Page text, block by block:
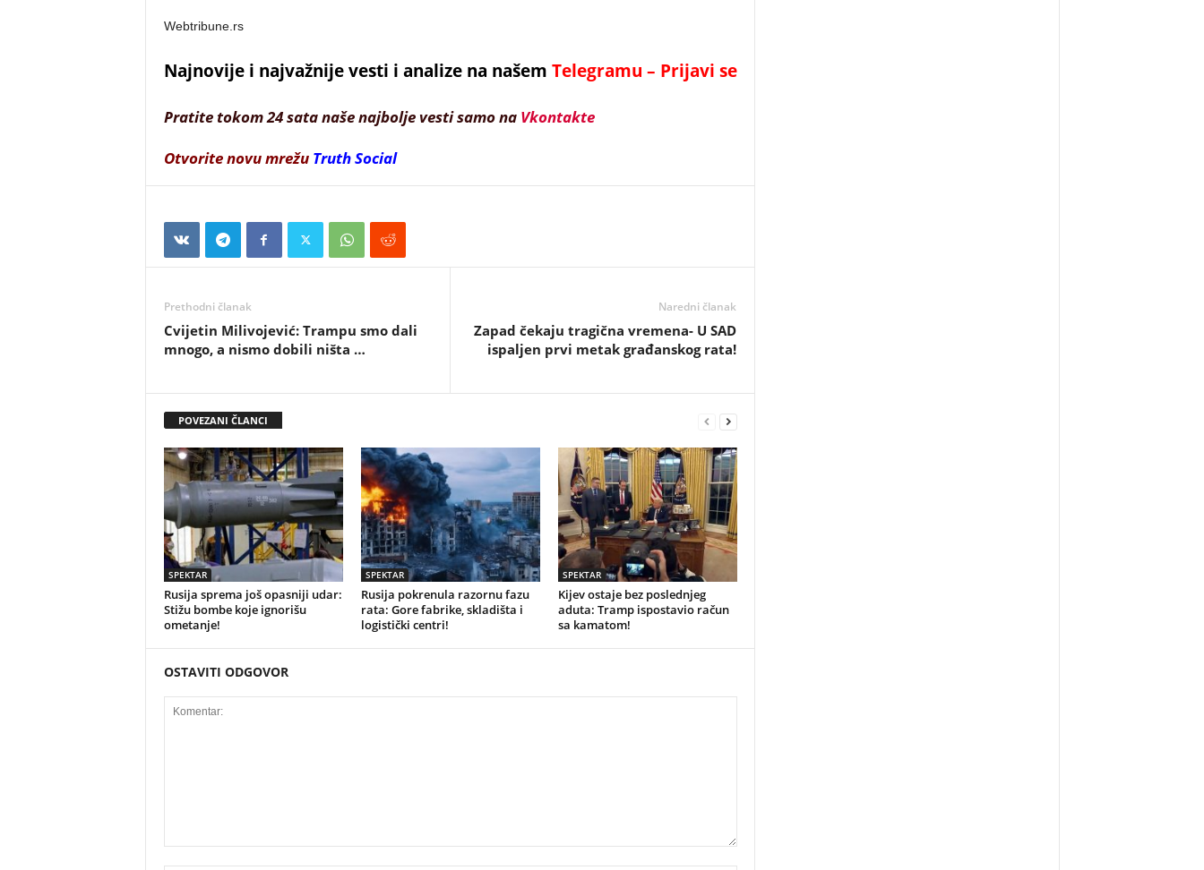
Webtribune.rs
Najnovije i najvažnije vesti i analize na našem Telegramu – Prijavi se
Pratite tokom 24 sata naše najbolje vesti samo na Vkontakte
Otvorite novu mrežu Truth Social
Prethodni članak
Cvijetin Milivojević: Trampu smo dali
mnogo, a nismo dobili ništa …
Naredni članak
Zapad čekaju tragična vremena- U SAD
ispaljen prvi metak građanskog rata!
POVEZANI ČLANCI
SPEKTAR
Rusija sprema još opasniji udar:
Stižu bombe koje ignorišu
ometanje!
SPEKTAR
Rusija pokrenula razornu fazu
rata: Gore fabrike, skladišta i
logistički centri!
SPEKTAR
Kijev ostaje bez poslednjeg
aduta: Tramp ispostavio račun
sa kamatom!
OSTAVITI ODGOVOR